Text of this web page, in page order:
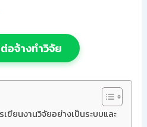
อจ้างทำวิจัย
ขียนงานวิจัยอย่างเป็นระบบและ